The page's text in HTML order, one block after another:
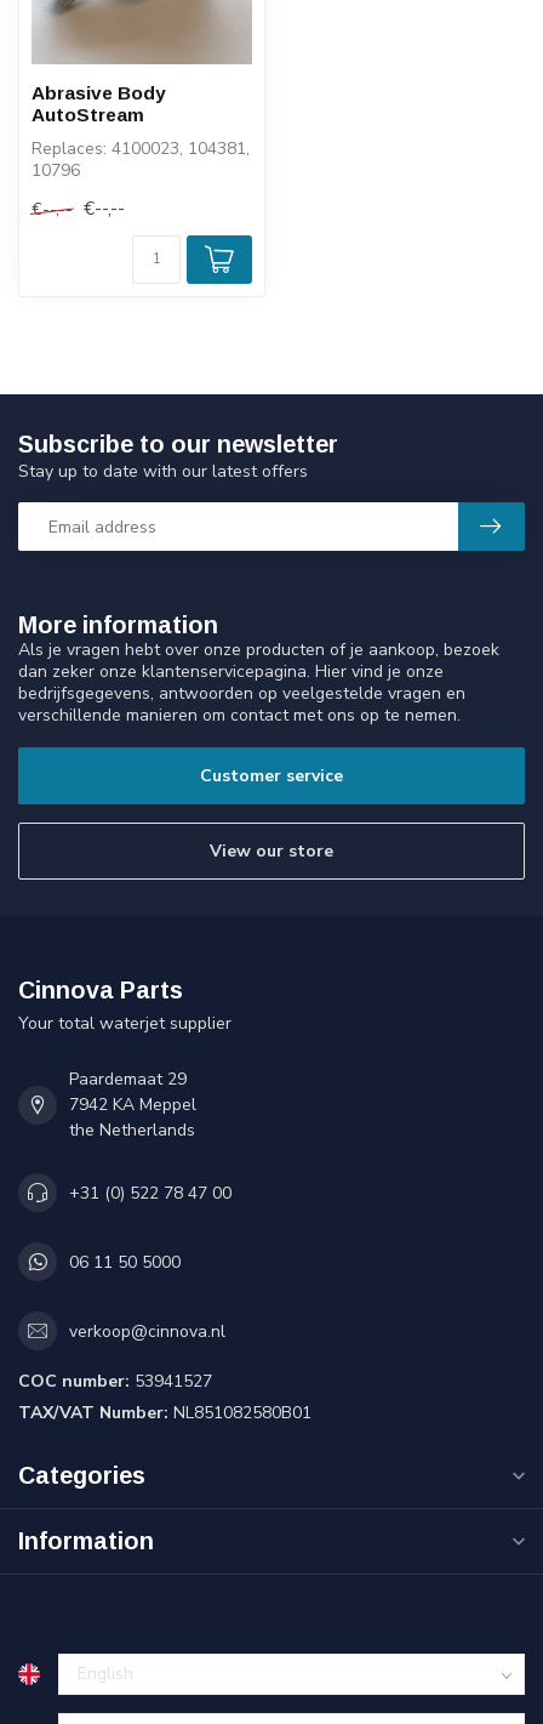
Abrasive Body
AutoStream
Replaces: 4100023, 104381,
10796
€--,-- €--,--
More information
Als je vragen hebt over onze producten of je aankoop, bezoek
dan zeker onze klantenservicepagina. Hier vind je onze
bedrijfsgegevens, antwoorden op veelgestelde vragen en
verschillende manieren om contact met ons op te nemen.
Customer service
View our store
Subscribe to our newsletter
Stay up to date with our latest offers
Cinnova Parts
Your total waterjet supplier
Paardemaat 29
7942 KA Meppel
the Netherlands
+31 (0) 522 78 47 00
06 11 50 5000
verkoop@cinnova.nl
COC number: 53941527
TAX/VAT Number: NL851082580B01
Categories
Information